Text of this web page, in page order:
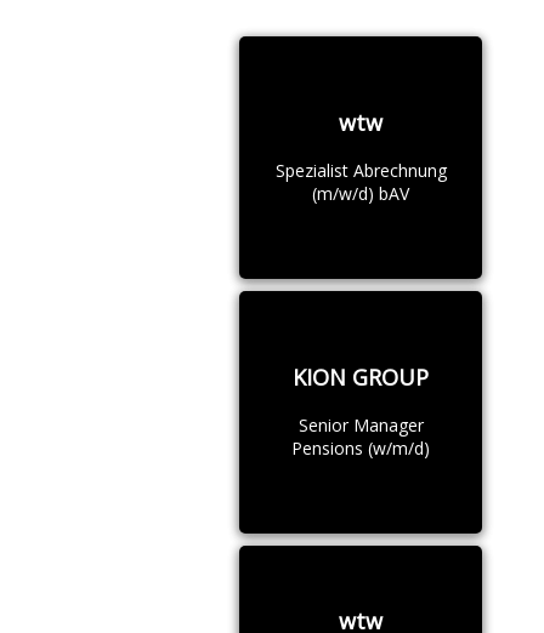
wtw
Spezialist Abrechnung
(m/w/d) bAV
KION GROUP
Senior Manager
Pensions (w/m/d)
wtw